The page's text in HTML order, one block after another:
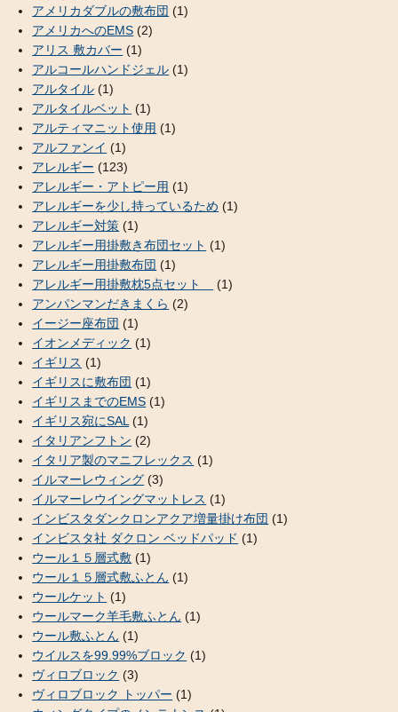
アメリカダブルの敷布団 (1)
アメリカへのEMS (2)
アリス 敷カバー (1)
アルコールハンドジェル (1)
アルタイル (1)
アルタイルベット (1)
アルティマニット使用 (1)
アルファンイ (1)
アレルギー (123)
アレルギー・アトピー用 (1)
アレルギーを少し持っているため (1)
アレルギー対策 (1)
アレルギー用掛敷き布団セット (1)
アレルギー用掛敷布団 (1)
アレルギー用掛敷枕5点セット
(1)
アンパンマンだきまくら (2)
イージー座布団 (1)
イオンメディック (1)
イギリス (1)
イギリスに敷布団 (1)
イギリスまでのEMS (1)
イギリス宛にSAL(1)
イタリアンフトン (2)
イタリア製のマニフレックス (1)
イルマーレウィング (3)
イルマーレウイングマットレス (1)
インビスタダンクロンアクア増量掛け布団 (1)
インビスタ社 ダクロン ベッドパッド (1)
ウール１５層式敷 (1)
ウール１５層式敷ふとん (1)
ウールケット (1)
ウールマーク羊毛敷ふとん (1)
ウール敷ふとん (1)
ウイルスを99.99%ブロック (1)
ヴィロブロック (3)
ヴィロブロック トッパー (1)